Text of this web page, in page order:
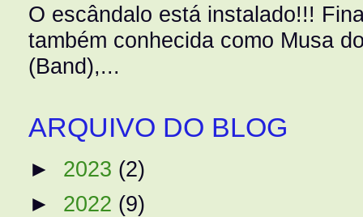
O escândalo está instalado!!!
também conhecida como Musa
(Band),...
ARQUIVO DO BLOG
► 2023 (2)
► 2022 (9)